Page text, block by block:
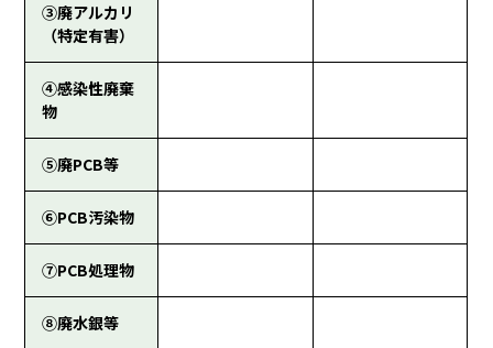
③廃アルカリ
（特定有害）
④感染性廃棄
物
⑤廃PCB等
⑥PCB汚染物
⑦PCB処理物
⑧廃水銀等